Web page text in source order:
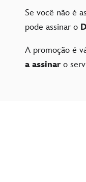
Se você não é
pode assinar o
A promoção é
a assinar o